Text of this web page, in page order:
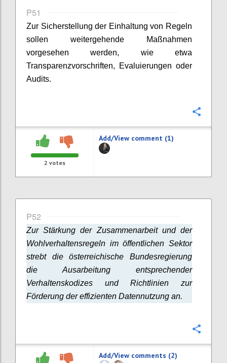
P51
Zur Sicherstellung der Einhaltung von Regeln
sollen weitergehende Maßnahmen
vorgesehen werden, wie etwa
Transparenzvorschriften, Evaluierungen oder
Audits.
2 votes
Add/View comment (1)
P52
Zur Stärkung der Zusammenarbeit und der
Wohlverhaltensregeln im öffentlichen Sektor
strebt die österreichische Bundesregierung
die Ausarbeitung entsprechender
Verhaltenskodizes und Richtlinien zur
Förderung der effizienten Datennutzung an.
Add/View comments (2)